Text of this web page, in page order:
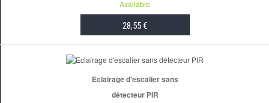
Available
28,55 €
Eclairage d'escalier sans
détecteur PIR